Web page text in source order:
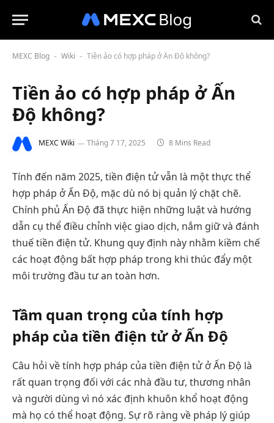
MEXC Blog - Wiki - Tiền ảo có hợp pháp ở Ấn Độ không?
Tiền ảo có hợp pháp ở Ấn
Độ không?
MEXC Wiki Tháng 7 17, 2025 8 Mins Read
Tính đến năm 2025, tiền điện tử vẫn là một thực thể
hợp pháp ở Ấn Độ, mặc dù nó bị quản lý chặt chẽ.
Chính phủ Ấn Độ đã thực hiện những luật và hướng
dẫn cụ thể điều chỉnh việc giao dịch, nắm giữ và đánh
thuế tiền điện tử. Khung quy định này nhằm kiềm chế
các hoạt động bất hợp pháp trong khi thúc đẩy một
môi trường đầu tư an toàn hơn.
Tầm quan trọng của tính hợp
pháp của tiền điện tử ở Ấn Độ
Câu hỏi về tính hợp pháp của tiền điện tử ở Ấn Độ là
rất quan trọng đối với các nhà đầu tư, thương nhân
và người dùng vì nó xác định khuôn khổ hoạt động
mà họ có thể hoạt động. Sự rõ ràng về pháp lý giúp